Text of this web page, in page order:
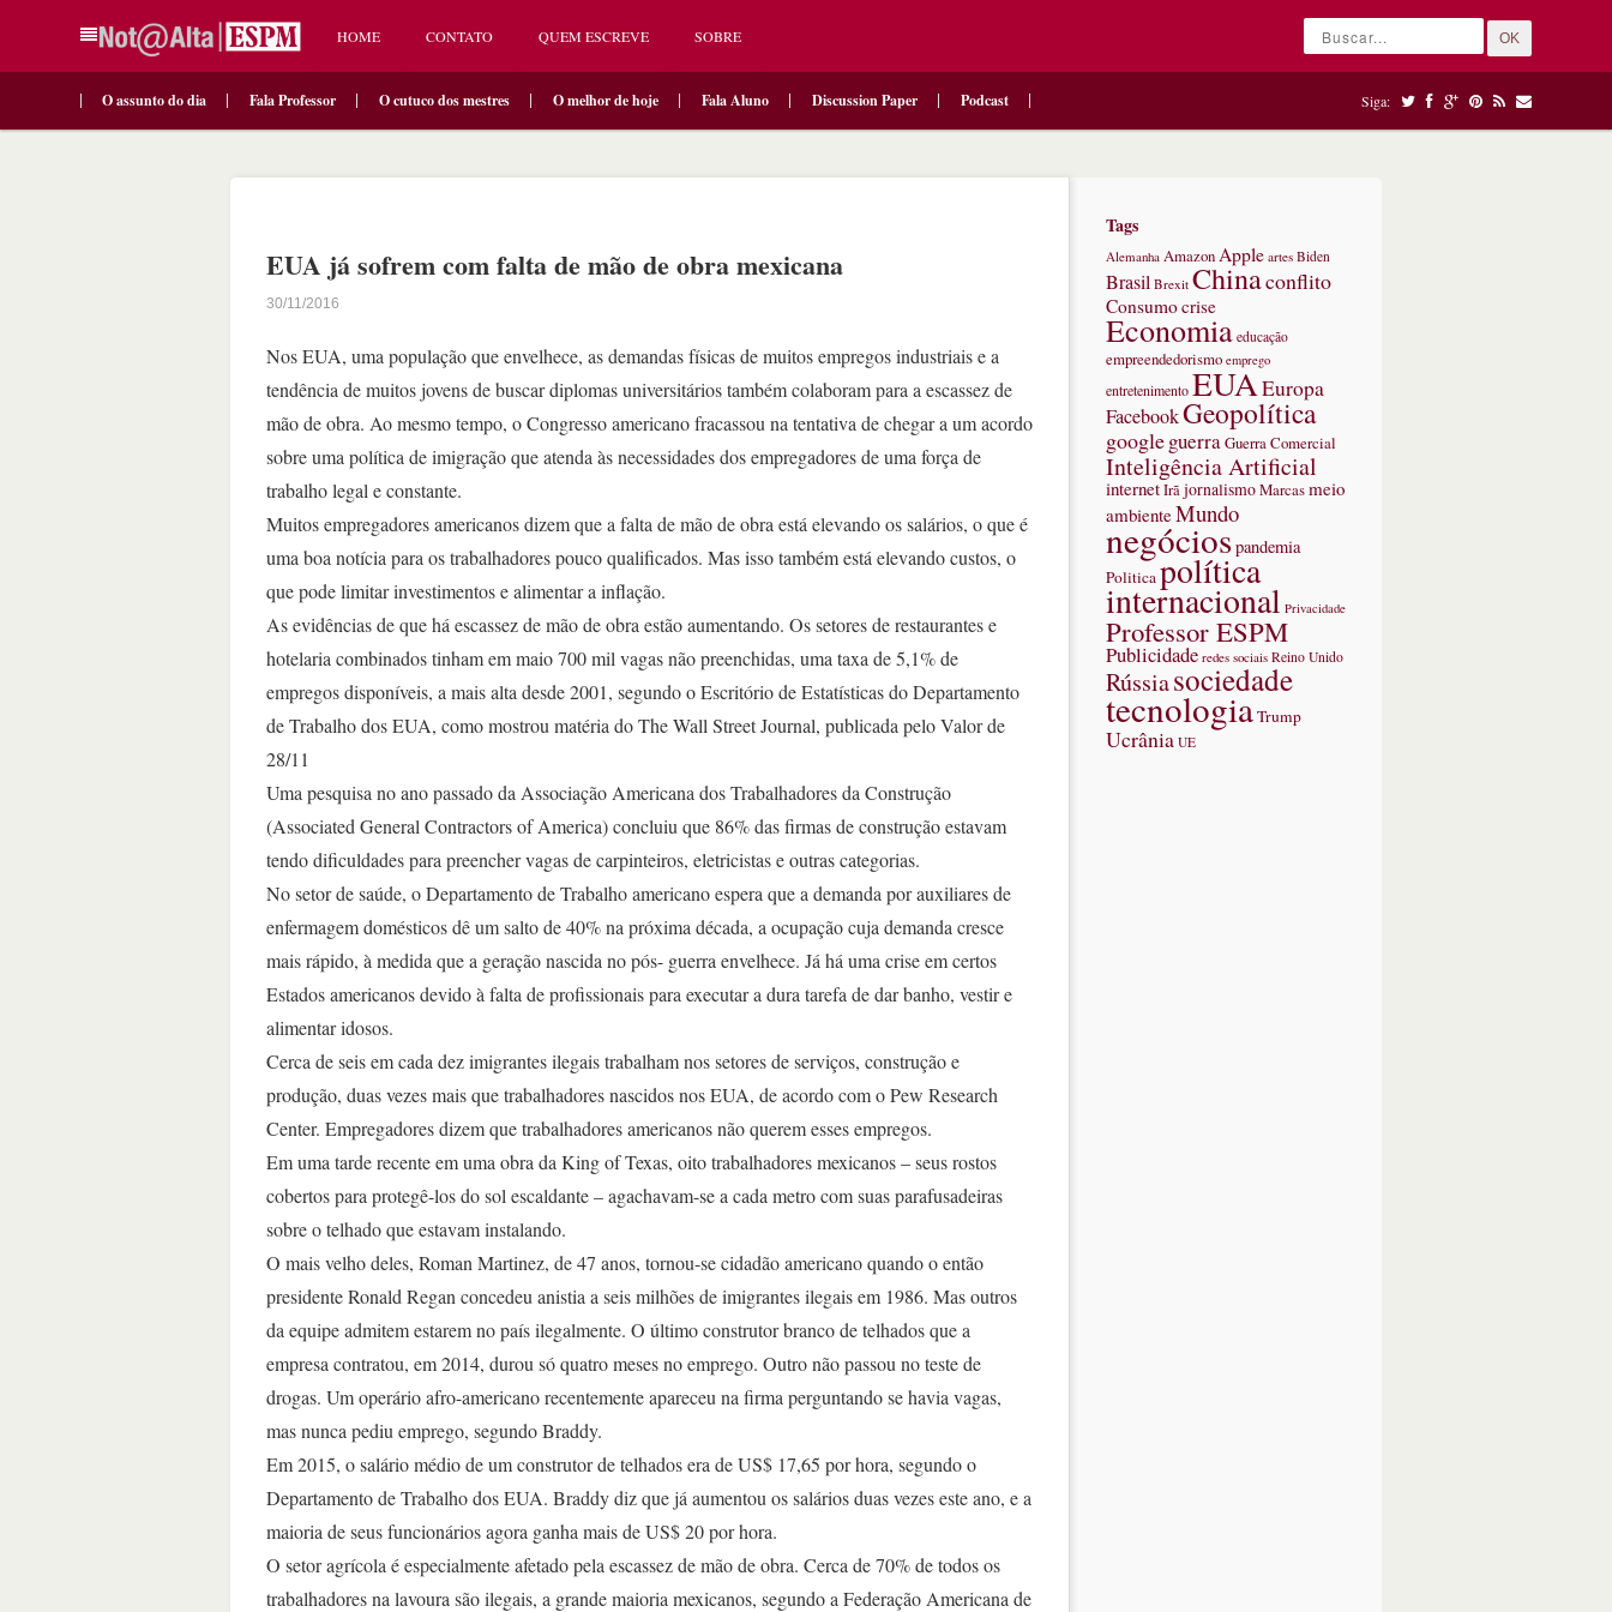
HOME CONTATO QUEM ESCREVE SOBRE OK
O assunto do dia Fala Professor O cutuco dos mestres O melhor de hoje Fala Aluno Discussion Paper Podcast Siga:
EUA já sofrem com falta de mão de obra mexicana
30/11/2016
Nos EUA, uma população que envelhece, as demandas físicas de muitos empregos industriais e a
tendência de muitos jovens de buscar diplomas universitários também colaboram para a escassez de
mão de obra. Ao mesmo tempo, o Congresso americano fracassou na tentativa de chegar a um acordo
sobre uma política de imigração que atenda às necessidades dos empregadores de uma força de
trabalho legal e constante.
Muitos empregadores americanos dizem que a falta de mão de obra está elevando os salários, o que é
uma boa notícia para os trabalhadores pouco qualificados. Mas isso também está elevando custos, o
que pode limitar investimentos e alimentar a inflação.
As evidências de que há escassez de mão de obra estão aumentando. Os setores de restaurantes e
hotelaria combinados tinham em maio 700 mil vagas não preenchidas, uma taxa de 5,1% de
empregos disponíveis, a mais alta desde 2001, segundo o Escritório de Estatísticas do Departamento
de Trabalho dos EUA, como mostrou matéria do The Wall Street Journal, publicada pelo Valor de
28/11
Uma pesquisa no ano passado da Associação Americana dos Trabalhadores da Construção
(Associated General Contractors of America) concluiu que 86% das firmas de construção estavam
tendo dificuldades para preencher vagas de carpinteiros, eletricistas e outras categorias.
No setor de saúde, o Departamento de Trabalho americano espera que a demanda por auxiliares de
enfermagem domésticos dê um salto de 40% na próxima década, a ocupação cuja demanda cresce
mais rápido, à medida que a geração nascida no pós- guerra envelhece. Já há uma crise em certos
Estados americanos devido à falta de profissionais para executar a dura tarefa de dar banho, vestir e
alimentar idosos.
Cerca de seis em cada dez imigrantes ilegais trabalham nos setores de serviços, construção e
produção, duas vezes mais que trabalhadores nascidos nos EUA, de acordo com o Pew Research
Center. Empregadores dizem que trabalhadores americanos não querem esses empregos.
Em uma tarde recente em uma obra da King of Texas, oito trabalhadores mexicanos – seus rostos
cobertos para protegê-los do sol escaldante – agachavam-se a cada metro com suas parafusadeiras
sobre o telhado que estavam instalando.
O mais velho deles, Roman Martinez, de 47 anos, tornou-se cidadão americano quando o então
presidente Ronald Regan concedeu anistia a seis milhões de imigrantes ilegais em 1986. Mas outros
da equipe admitem estarem no país ilegalmente. O último construtor branco de telhados que a
empresa contratou, em 2014, durou só quatro meses no emprego. Outro não passou no teste de
drogas. Um operário afro-americano recentemente apareceu na firma perguntando se havia vagas,
mas nunca pediu emprego, segundo Braddy.
Em 2015, o salário médio de um construtor de telhados era de US$ 17,65 por hora, segundo o
Departamento de Trabalho dos EUA. Braddy diz que já aumentou os salários duas vezes este ano, e a
maioria de seus funcionários agora ganha mais de US$ 20 por hora.
O setor agrícola é especialmente afetado pela escassez de mão de obra. Cerca de 70% de todos os
trabalhadores na lavoura são ilegais, a grande maioria mexicanos, segundo a Federação Americana de
Tags
Alemanha Amazon Apple artes Biden
Brasil Brexit Chinaconflito
Consumocrise
Economia educação
empreendedorismo emprego
entretenimentoEUAEuropa
FacebookGeopolítica
googleguerraGuerra Comercial
Inteligência Artificial
internetIrãjornalismoMarcasmeio
ambienteMundo
negóciospandemia
Politicapolítica
internacional Privacidade
Professor ESPM
Publicidade redes sociais Reino Unido
Rússiasociedade
tecnologiaTrump
Ucrânia UE